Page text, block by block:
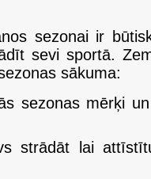
sezonai ir
sevi sportā.
sākuma:
sezonas mērķi
strādāt lai